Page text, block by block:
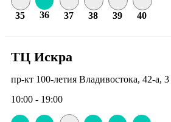
35 36 37 38 39 40
ТЦ Искра
пр-кт 100-летия Владивостока, 42-а,
10:00 - 19:00